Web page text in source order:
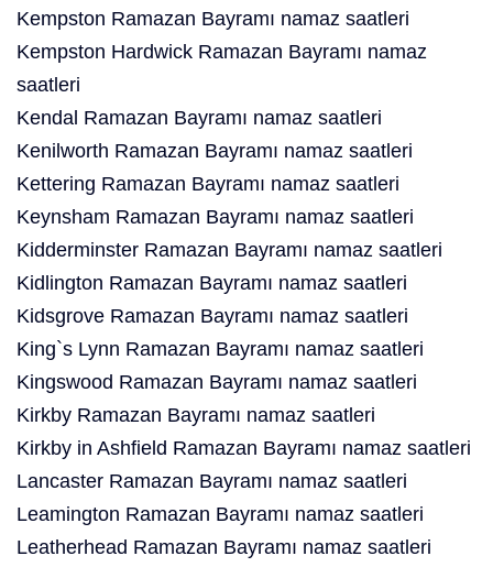
Kempston Ramazan Bayramı namaz saatleri
Kempston Hardwick Ramazan Bayramı namaz
saatleri
Kendal Ramazan Bayramı namaz saatleri
Kenilworth Ramazan Bayramı namaz saatleri
Kettering Ramazan Bayramı namaz saatleri
Keynsham Ramazan Bayramı namaz saatleri
Kidderminster Ramazan Bayramı namaz saatleri
Kidlington Ramazan Bayramı namaz saatleri
Kidsgrove Ramazan Bayramı namaz saatleri
King`s Lynn Ramazan Bayramı namaz saatleri
Kingswood Ramazan Bayramı namaz saatleri
Kirkby Ramazan Bayramı namaz saatleri
Kirkby in Ashfield Ramazan Bayramı namaz saatleri
Lancaster Ramazan Bayramı namaz saatleri
Leamington Ramazan Bayramı namaz saatleri
Leatherhead Ramazan Bayramı namaz saatleri